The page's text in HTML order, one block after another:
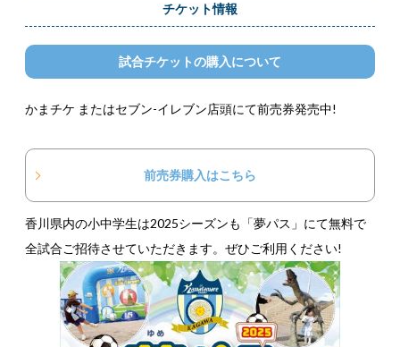
チケット情報
試合チケットの購入について
かまチケ またはセブン-イレブン店頭にて前売券発売中!
前売券購入はこちら
香川県内の小中学生は2025シーズンも「夢パス」にて無料で
全試合ご招待させていただきます。ぜひご利用ください!